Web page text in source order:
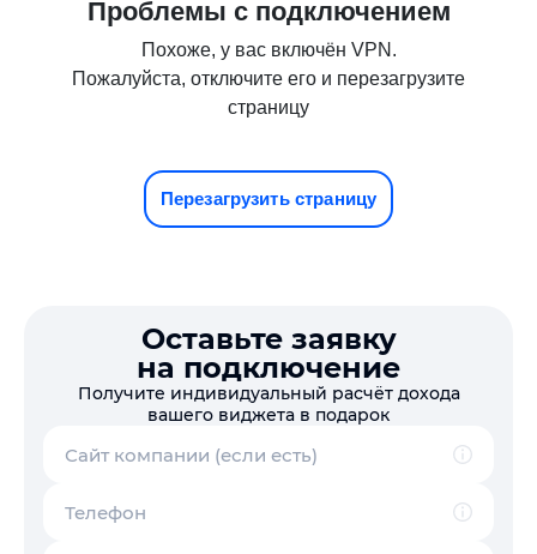
Оставьте заявку
на подключение
Получите индивидуальный расчёт дохода
вашего виджета в подарок
Сайт компании (если есть)
Телефон